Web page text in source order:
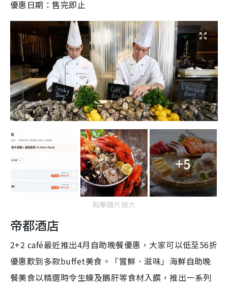
優惠日期：售完即止
+5
點擊圖片放大
帝都酒店
2+2 café最近推出4月自助晚餐優惠，大家可以低至56折
優惠歎到多款buffet美食。「嘗鮮．滋味」海鮮自助晚
餐美食以精選時令生蠔及鵝肝等食材入饌，推出一系列